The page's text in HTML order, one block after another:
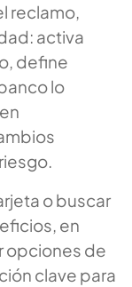
reclamo,
activa
define
lo
o buscar
en
opciones de
clave para